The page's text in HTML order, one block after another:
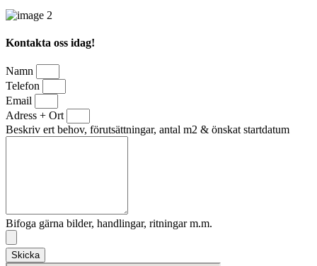
Kontakta oss idag!
Namn
Telefon
Email
Adress + Ort
Beskriv ert behov, förutsättningar, antal m2 & önskat startdatum
Bifoga gärna bilder, handlingar, ritningar m.m.
Skicka